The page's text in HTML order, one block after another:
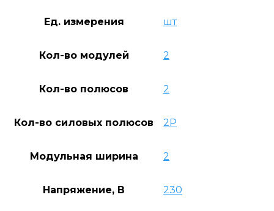
Ед. измерения шт
Кол-во модулей 2
Кол-во полюсов 2
Кол-во силовых полюсов 2P
Модульная ширина 2
Напряжение, В 230